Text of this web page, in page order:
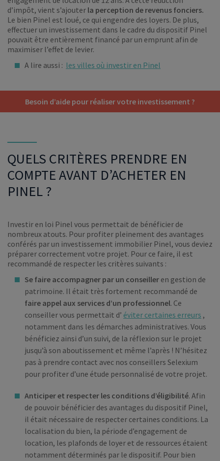
d’impôt, vient s’ajouter la perception de revenus fonciers.
Le bien Pinel est loué, ce qui engendre des loyers. De plus,
effectuer un investissement dans le cadre du dispositif Pinel
pouvait être entièrement financé par un emprunt afin de
maximiser l’effet de levier.
A lire aussi : les villes où investir en Pinel
Besoin d’aide pour réaliser votre investissement ?
QUELS CRITÈRES PRENDRE EN
COMPTE AVANT D’ACHETER EN
PINEL ?
Investir en loi Pinel vous permettait de bénéficier de
nombreux atouts. Pour profiter pleinement des avantages
conférés par un investissement immobilier Pinel, vous deviez
préparer correctement votre projet. Pour ce faire, il est
recommandé de respecter les critères suivants :
Se faire accompagner par un conseiller en gestion de
patrimoine. Il était très fortement recommandé de
faire appel aux services d’un professionnel. Ce
conseiller vous permettait d’ éviter certaines erreurs ,
notamment dans les démarches administratives. Vous
bénéficiez ainsi d’un suivi, de la réflexion sur le projet
jusqu’à son aboutissement et même l’après ! N’hésitez
pas à prendre contact avec nos conseillers Selexium
pour profiter d’une étude personnalisé de votre projet.
Anticiper et respecter les conditions d’éligibilité. Afin
de pouvoir bénéficier des avantages du dispositif Pinel,
il était nécessaire de respecter certaines conditions. La
localisation du bien, la période d’engagement de
location, les plafonds de loyer et de ressources étaient
notamment déterminés par le dispositif. Pour bien